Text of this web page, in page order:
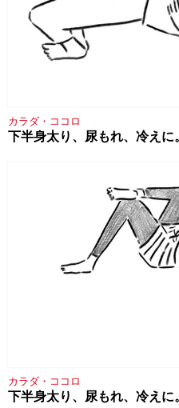
カラダ・ココロ
下半身太り、尿もれ、冷え
カラダ・ココロ
下半身太り、尿もれ、冷え